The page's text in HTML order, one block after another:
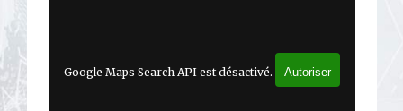
Google Maps Search API est désactivé. Autoriser